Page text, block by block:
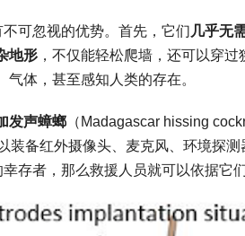
可忽视的优势。首先，它们 几乎无
地形 ，不仅能轻松爬墙，还可以穿
体，甚至感知人类的存在。
发声蟑螂 （Madagascar hissing
备红外摄像头、麦克风、环境探测
存者，那么救援人员就可以依据它